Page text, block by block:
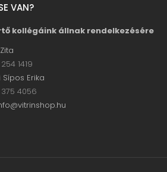
VAN?
kollégáink állnak rendelkezésére
1419
Erika
4056